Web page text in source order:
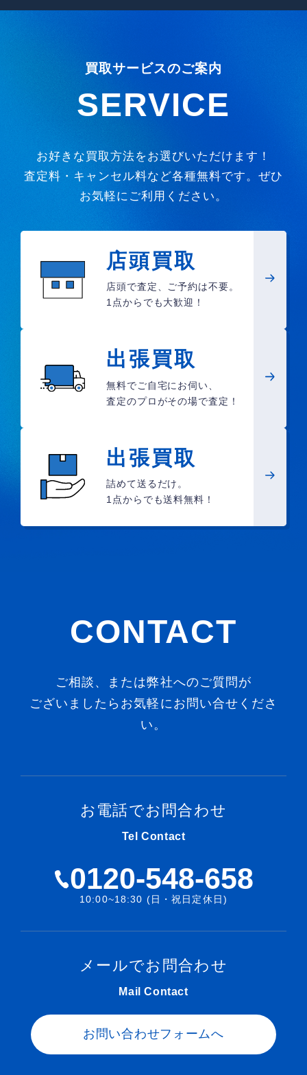
買取サービスのご案内
SERVICE
お好きな買取方法をお選びいただけます！
査定料・キャンセル料など各種無料です。ぜひ
お気軽にご利用ください。
店頭買取
店頭で査定、ご予約は不要。
1点からでも大歓迎！
出張買取
無料でご自宅にお伺い、
査定のプロがその場で査定！
出張買取
詰めて送るだけ。
1点からでも送料無料！
CONTACT
ご相談、または弊社へのご質問が
ございましたらお気軽にお問い合せくださ
い。
お電話でお問合わせ
Tel Contact
0120-548-658
10:00~18:30 (日・祝日定休日)
メールでお問合わせ
Mail Contact
お問い合わせフォームへ